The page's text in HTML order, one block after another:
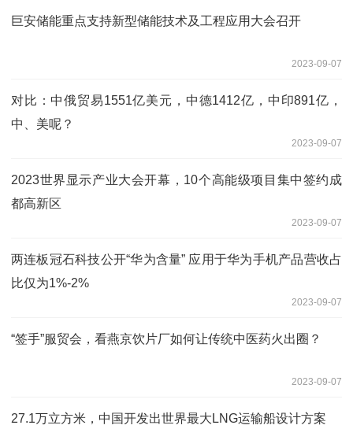
巨安储能重点支持新型储能技术及工程应用大会召开
2023-09-07
对比：中俄贸易1551亿美元，中德1412亿，中印891亿，
中、美呢？
2023-09-07
2023世界显示产业大会开幕，10个高能级项目集中签约成
都高新区
2023-09-07
两连板冠石科技公开“华为含量” 应用于华为手机产品营收占
比仅为1%-2%
2023-09-07
“签手”服贸会，看燕京饮片厂如何让传统中医药火出圈？
2023-09-07
27.1万立方米，中国开发出世界最大LNG运输船设计方案